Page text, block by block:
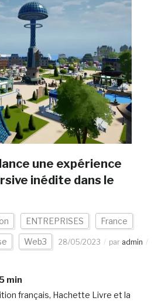
une expérience
inédite dans le
ENTREPRISES France
Web3 28/05/2023 par admin
5 min
français, Hachette Livre et la